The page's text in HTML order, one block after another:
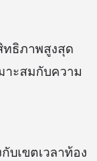
ทธิภาพสูงสุด
าะสมกับความ
บเขตเวลาท้อง